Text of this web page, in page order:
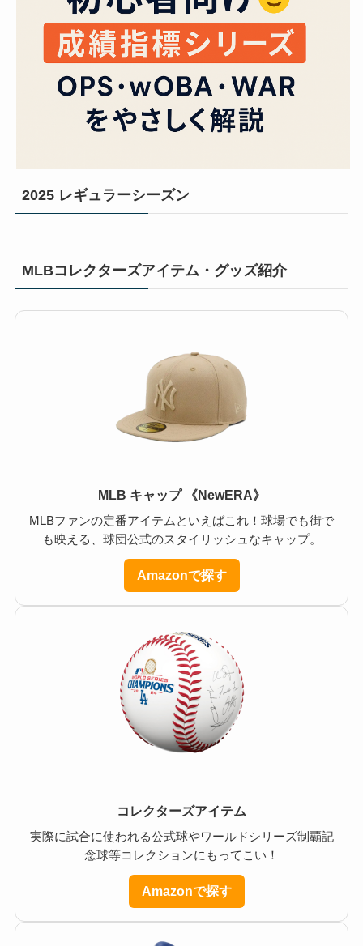
2025 レギュラーシーズン
MLBコレクターズアイテム・グッズ紹介
MLB キャップ 《NewERA》
MLBファンの定番アイテムといえばこれ！球場でも街で
も映える、球団公式のスタイリッシュなキャップ。
Amazonで探す
コレクターズアイテム
実際に試合に使われる公式球やワールドシリーズ制覇記
念球等コレクションにもってこい！
Amazonで探す